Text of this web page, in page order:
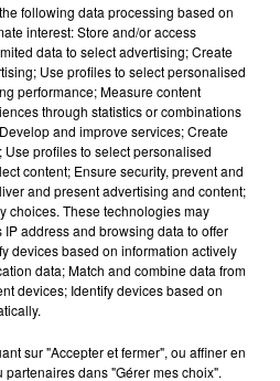
4 sec
DU SOIR DU 12/09/22
following data processing based on
interest: Store and/or access
data to select advertising; Create
Use profiles to select personalised
performance; Measure content
through statistics or combinations
and improve services; Create
profiles to select personalised
content; Ensure security, prevent and
and present advertising and content;
choices. These technologies may
address and browsing data to offer
devices based on information actively
data; Match and combine data from
devices; Identify devices based on
sur "Accepter et fermer", ou affiner en
dans "Gérer mes choix".